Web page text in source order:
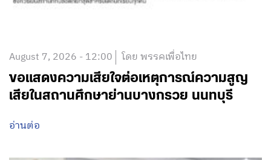
August 7, 2026 - 12:00 โดย พรรคเพื่อไทย
ขอแสดงความเสียใจต่อเหตุการณ์ความสูญ
เสียในสถานศึกษาย่านบางกรวย นนทบุรี
อ่านต่อ